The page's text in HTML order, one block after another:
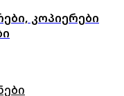
კოპიერები